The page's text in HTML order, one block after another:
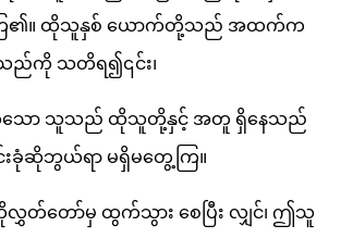
ြ၏။ ထိုသူနှစ် ယောက်တို့သည် အထက်က
ည်ကို သတိရ၍၎င်း၊
သော သူသည် ထိုသူတို့နှင့် အတူ ရှိနေသည်
င်းခုံဆိုဘွယ်ရာ မရှိမတွေ့ကြ။
တ်တော်မှ ထွက်သွား စေပြီး လျှင်၊ ဤသူ